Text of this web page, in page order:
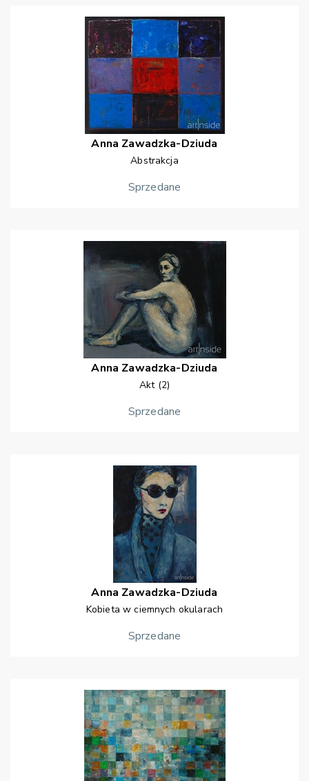
Anna Zawadzka-Dziuda
Abstrakcja
Sprzedane
Anna Zawadzka-Dziuda
Akt (2)
Sprzedane
Anna Zawadzka-Dziuda
Kobieta w ciemnych okularach
Sprzedane